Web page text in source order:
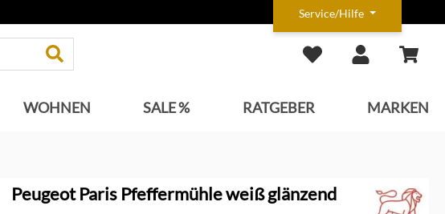
Service/Hilfe
WOHNEN SALE % RATGEBER MARKEN
Peugeot Paris Pfeffermühle weiß glänzend